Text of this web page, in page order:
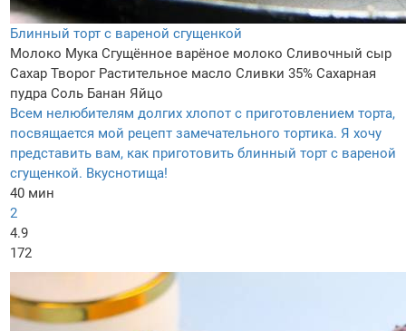
Блинный торт с вареной сгущенкой
Молоко Мука Сгущённое варёное молоко Сливочный сыр
Сахар Творог Растительное масло Сливки 35% Сахарная
пудра Соль Банан Яйцо
Всем нелюбителям долгих хлопот с приготовлением торта,
посвящается мой рецепт замечательного тортика. Я хочу
представить вам, как приготовить блинный торт с вареной
сгущенкой. Вкуснотища!
40 мин
2
4.9
172